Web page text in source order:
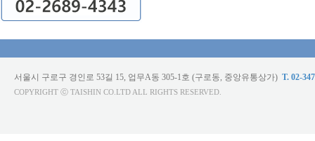
서울시 구로구 경인로 53길 15, 업무A동 305-1호 (구로동, 중앙유통상가) T. 02-
COPYRIGHT ⓒ TAISHIN CO.LTD ALL RIGHTS RESERVED.